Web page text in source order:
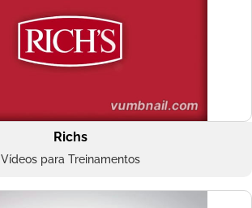
Richs
Vídeos para Treinamentos